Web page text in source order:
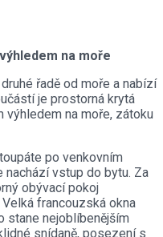
na moře
řadě od moře a nabízí
je prostorná krytá
na moře, zátoku
po venkovním
vstup do bytu. Za
obývací pokoj
francouzská okna
stane nejoblíbenějším
snídaně, posezení s